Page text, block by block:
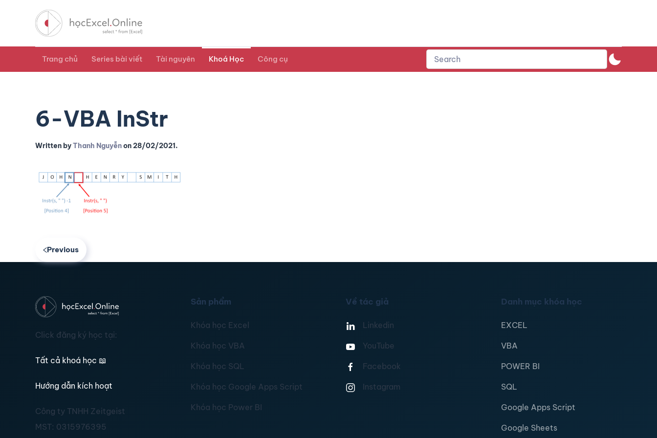
Trang chủ Series bài viết Tài nguyên Khoá Học Công cụ
6-VBA InStr
Written byThanh Nguyễnon28/02/2021.
Previous
Click đăng ký học tại:
Tất cả khoá học 📖
Hướng dẫn kích hoạt
Công ty TNHH Zeitgeist
MST: 0315976395
Sản phẩm
Khóa học Excel
Khóa học VBA
Khóa học SQL
Khóa học Google Apps Script
Khóa học Power BI
Về tác giả
Linkedin
YouTube
Facebook
Instagram
Danh mục khóa học
EXCEL
VBA
POWER BI
SQL
Google Apps Script
Google Sheets